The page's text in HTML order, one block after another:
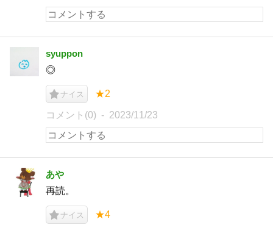
syuppon
◎
ナイス ★2
コメント(0) 2023/11/23
あや
再読。
ナイス ★4